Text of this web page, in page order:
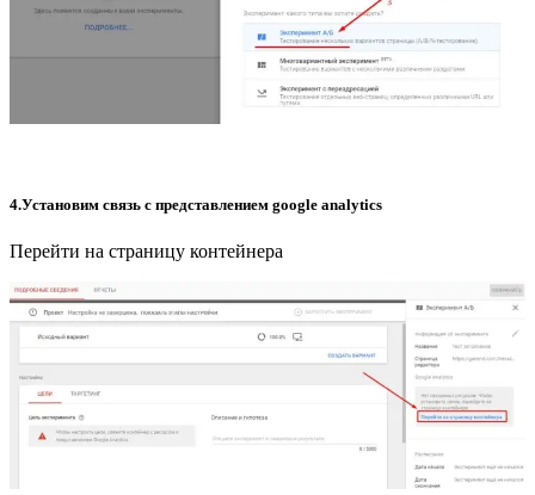
4.Установим связь с представлением google analytics
Перейти на страницу контейнера